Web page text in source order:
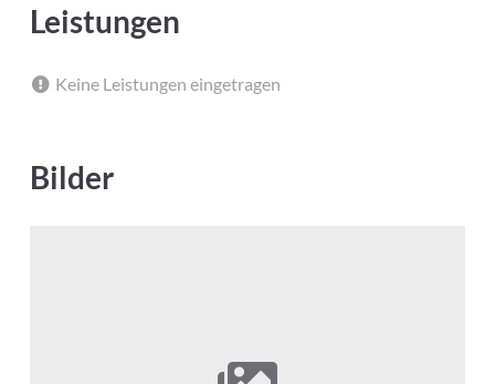
Leistungen
Keine Leistungen eingetragen
Bilder